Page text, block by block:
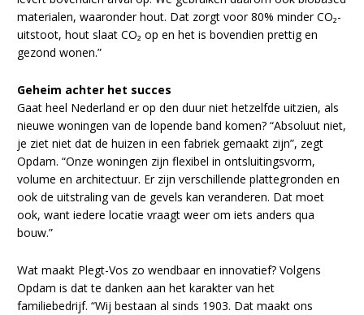
materialen, waaronder hout. Dat zorgt voor 80% minder CO₂-
uitstoot, hout slaat CO₂ op en het is bovendien prettig en
gezond wonen.”
Geheim achter het succes
Gaat heel Nederland er op den duur niet hetzelfde uitzien, als
nieuwe woningen van de lopende band komen? “Absoluut niet,
je ziet niet dat de huizen in een fabriek gemaakt zijn”, zegt
Opdam. “Onze woningen zijn flexibel in ontsluitingsvorm,
volume en architectuur. Er zijn verschillende plattegronden en
ook de uitstraling van de gevels kan veranderen. Dat moet
ook, want iedere locatie vraagt weer om iets anders qua
bouw.”
Wat maakt Plegt-Vos zo wendbaar en innovatief? Volgens
Opdam is dat te danken aan het karakter van het
familiebedrijf. “Wij bestaan al sinds 1903. Dat maakt ons